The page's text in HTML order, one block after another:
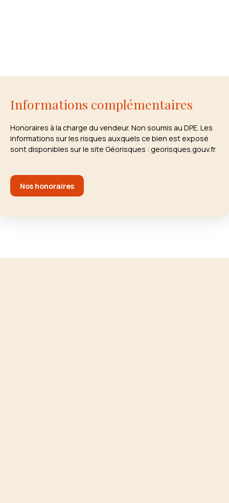
Informations complémentaires
Honoraires à la charge du vendeur. Non soumis au DPE. Les
informations sur les risques auxquels ce bien est exposé
sont disponibles sur le site Géorisques : georisques.gouv.fr.
Nos honoraires